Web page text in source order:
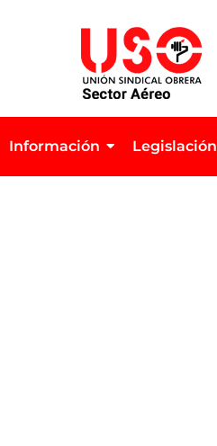
Información Legislación